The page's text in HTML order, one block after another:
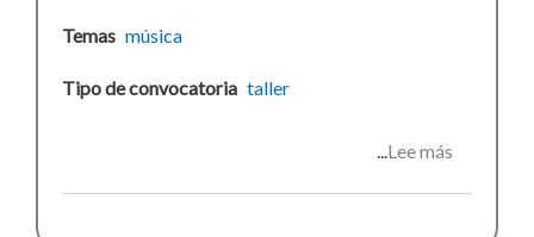
Temas música
Tipo de convocatoria taller
Lee más